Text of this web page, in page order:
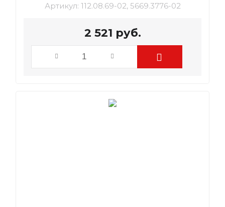
Артикул: 112.08.69-02, 5669.3776-02
2 521 руб.